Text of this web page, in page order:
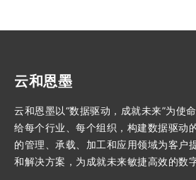
云和恩墨
云和恩墨以“数据驱动，成就未来”为使
给每个行业、每个组织，构建数据驱动
的管理、承载、加工和应用领域为客户
和解决方案，为成就未来敏捷高效的数